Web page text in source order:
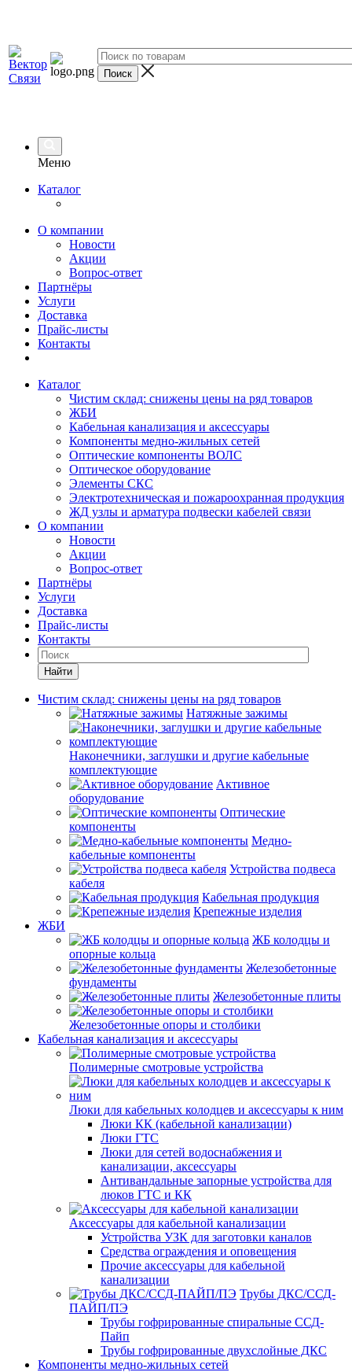
Меню
Каталог
О компании
Новости
Акции
Вопрос-ответ
Партнёры
Услуги
Доставка
Прайс-листы
Контакты
Каталог
Чистим склад: снижены цены на ряд товаров
ЖБИ
Кабельная канализация и аксессуары
Компоненты медно-жильных сетей
Оптические компоненты ВОЛС
Оптическое оборудование
Элементы СКС
Электротехническая и пожароохранная продукция
ЖД узлы и арматура подвески кабелей связи
О компании
Новости
Акции
Вопрос-ответ
Партнёры
Услуги
Доставка
Прайс-листы
Контакты
Найти
Чистим склад: снижены цены на ряд товаров
Натяжные зажимы
Наконечники, заглушки и другие кабельные
комплектующие
Активное
оборудование
Оптические
компоненты
Медно-
кабельные компоненты
Устройства подвеса
кабеля
Кабельная продукция
Крепежные изделия
ЖБИ
ЖБ колодцы и
опорные кольца
Железобетонные
фундаменты
Железобетонные плиты
Железобетонные опоры и столбики
Кабельная канализация и аксессуары
Полимерные смотровые устройства
Люки для кабельных колодцев и аксессуары к ним
Люки КК (кабельной канализации)
Люки ГТС
Люки для сетей водоснабжения и
канализации, аксессуары
Антивандальные запорные устройства для
люков ГТС и КК
Аксессуары для кабельной канализации
Устройства УЗК для заготовки каналов
Средства ограждения и оповещения
Прочие аксессуары для кабельной
канализации
Трубы ДКС/ССД-
ПАЙП/ПЭ
Трубы гофрированные спиральные ССД-
Пайп
Трубы гофрированные двухслойные ДКС
Компоненты медно-жильных сетей